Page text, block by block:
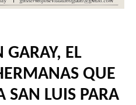
EL
QUE
SAN LUIS PARA